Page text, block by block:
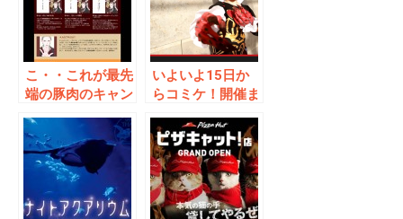
こ・・これが最先
端の豚肉のキャン
いよいよ15日か
らコミケ！開催ま
海外のハイクオリ
ティコスプレイヤ
ーを紹介!